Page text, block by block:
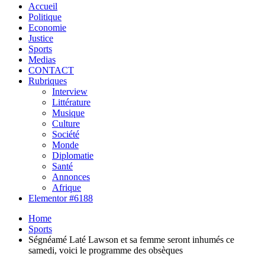
Accueil
Politique
Economie
Justice
Sports
Medias
CONTACT
Rubriques
Interview
Littérature
Musique
Culture
Société
Monde
Diplomatie
Santé
Annonces
Afrique
Elementor #6188
Home
Sports
Ségnéamé Laté Lawson et sa femme seront inhumés ce
samedi, voici le programme des obsèques